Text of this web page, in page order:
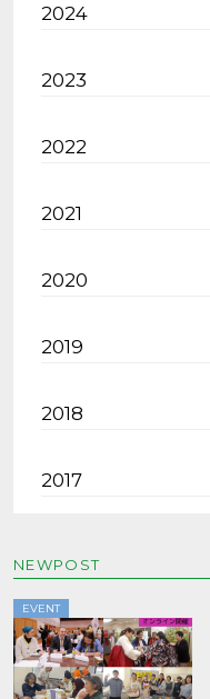
2024
2023
2022
2021
2020
2019
2018
2017
NEWPOST
EVENT